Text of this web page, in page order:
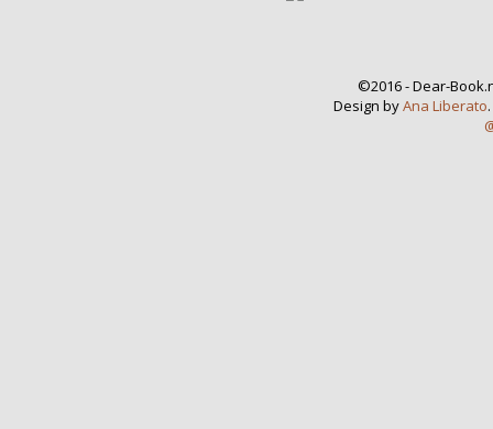
©2016 - Dear-
Design byAna Liberato